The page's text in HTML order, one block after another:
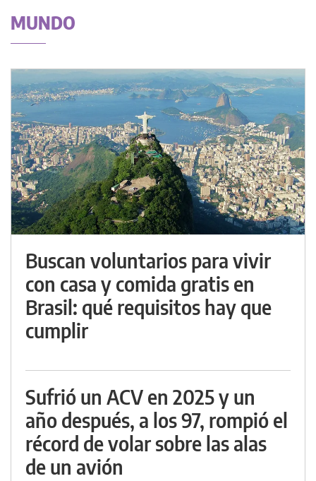
MUNDO
Buscan voluntarios para vivir
con casa y comida gratis en
Brasil: qué requisitos hay que
cumplir
Sufrió un ACV en 2025 y un
año después, a los 97, rompió el
récord de volar sobre las alas
de un avión